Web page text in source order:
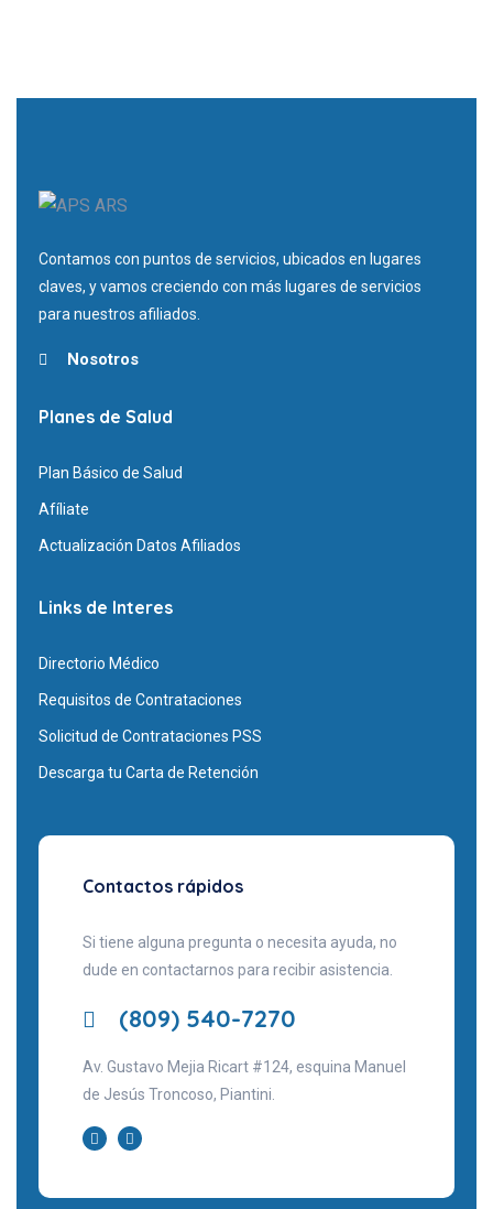
Contamos con puntos de servicios, ubicados en lugares
claves, y vamos creciendo con más lugares de servicios
para nuestros afiliados.
Nosotros
Planes de Salud
Plan Básico de Salud
Afíliate
Actualización Datos Afiliados
Links de Interes
Directorio Médico
Requisitos de Contrataciones
Solicitud de Contrataciones PSS
Descarga tu Carta de Retención
Contactos rápidos
Si tiene alguna pregunta o necesita ayuda, no
dude en contactarnos para recibir asistencia.
(809) 540-7270
Av. Gustavo Mejia Ricart #124, esquina Manuel
de Jesús Troncoso, Piantini.